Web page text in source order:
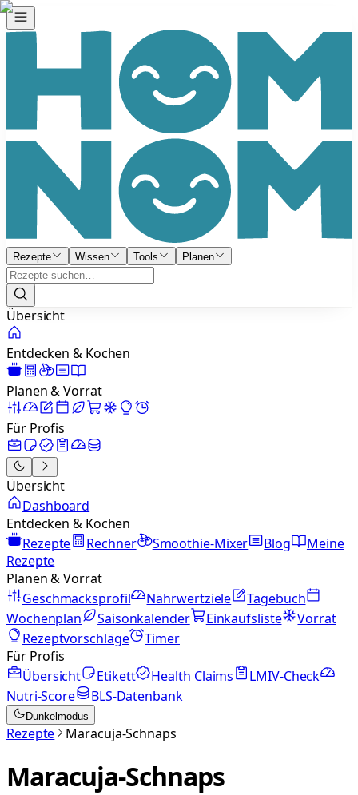
Rezepte Wissen Tools Planen
Übersicht
Entdecken & Kochen
Planen & Vorrat
Für Profis
Übersicht
Dashboard
Entdecken & Kochen
Rezepte
Rechner Smoothie-Mixer Blog
Meine
Rezepte
Planen & Vorrat
Geschmacksprofil
Nährwertziele
Tagebuch
Wochenplan
Saisonkalender Einkaufsliste
Vorrat
Rezeptvorschläge
Timer
Für Profis
Übersicht
Etikett Health Claims
LMIV-Check
Nutri-Score
BLS-Datenbank
Dunkelmodus
Rezepte Maracuja-Schnaps
Maracuja-Schnaps